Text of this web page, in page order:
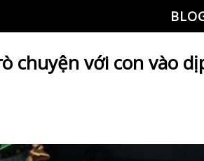
chuyện với con vào